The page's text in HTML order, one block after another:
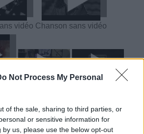
Not Process My Personal
of the sale, sharing to third parties, or
or sensitive information for
by us, please use the below opt-out
vidéo Chanson sans vidéo
Téléchargement
Vidéos